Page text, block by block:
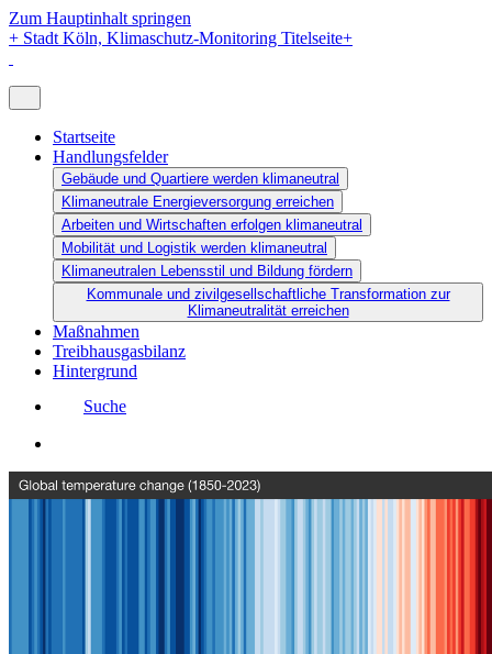
Zum Hauptinhalt springen
+ Stadt Köln, Klimaschutz-Monitoring Titelseite+
Startseite
Handlungsfelder
Gebäude und Quartiere werden klimaneutral
Klimaneutrale Energieversorgung erreichen
Arbeiten und Wirtschaften erfolgen klimaneutral
Mobilität und Logistik werden klimaneutral
Klimaneutralen Lebensstil und Bildung fördern
Kommunale und zivilgesellschaftliche Transformation zur
Klimaneutralität erreichen
Maßnahmen
Treibhausgasbilanz
Hintergrund
Suche